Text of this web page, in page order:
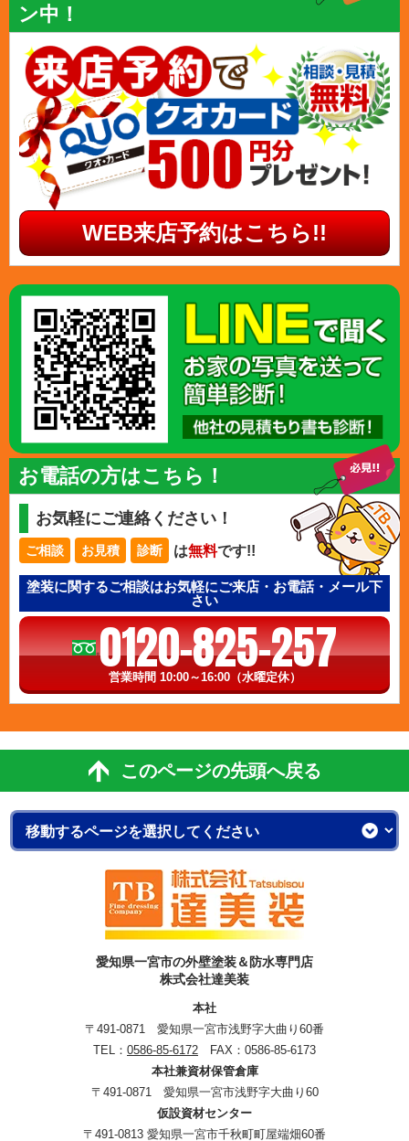
ン中！
WEB来店予約はこちら!!
お電話の方はこちら！
お気軽にご連絡ください！
ご相談 お見積 診断 は無料です!!
塗装に関するご相談はお気軽にご来店・お電話・メール下
さい
0120-825-257
営業時間 10:00～16:00（水曜定休）
このページの先頭へ戻る
愛知県一宮市の外壁塗装＆防水専門店
株式会社達美装
本社
〒491-0871 愛知県一宮市浅野字大曲り60番
TEL： 0586-85-6172 FAX：0586-85-6173
本社兼資材保管倉庫
〒491-0871 愛知県一宮市浅野字大曲り60
仮設資材センター
〒491-0813 愛知県一宮市千秋町町屋端畑60番